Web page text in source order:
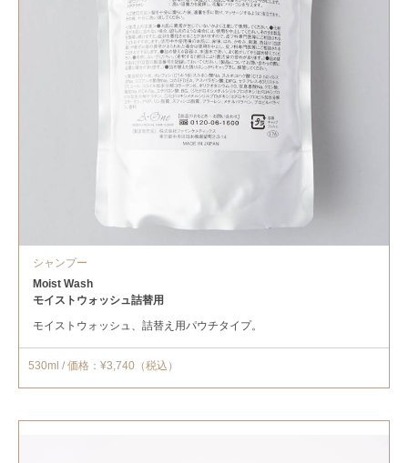
シャンプー
Moist Wash
モイストウォッシュ詰替用
モイストウォッシュ、詰替え用パウチタイプ。
530ml / 価格：¥3,740（税込）